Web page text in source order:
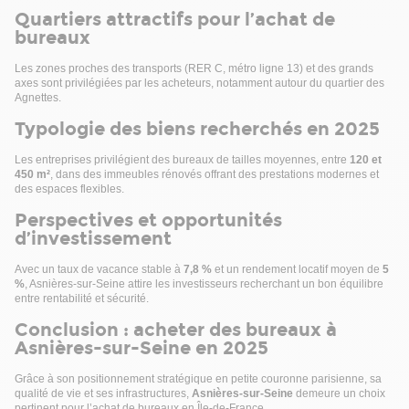
d'atelier et 21 m² d'archives.
Quartiers attractifs pour l’achat de
bureaux
Les zones proches des transports (RER C, métro ligne 13) et des grands
axes sont privilégiées par les acheteurs, notamment autour du quartier des
Agnettes.
Typologie des biens recherchés en 2025
Les entreprises privilégient des bureaux de tailles moyennes, entre 120 et
450 m², dans des immeubles rénovés offrant des prestations modernes et
des espaces flexibles.
Perspectives et opportunités
d’investissement
Avec un taux de vacance stable à 7,8 % et un rendement locatif moyen de 5
%, Asnières-sur-Seine attire les investisseurs recherchant un bon équilibre
entre rentabilité et sécurité.
Conclusion : acheter des bureaux à
Asnières-sur-Seine en 2025
Grâce à son positionnement stratégique en petite couronne parisienne, sa
qualité de vie et ses infrastructures, Asnières-sur-Seine demeure un choix